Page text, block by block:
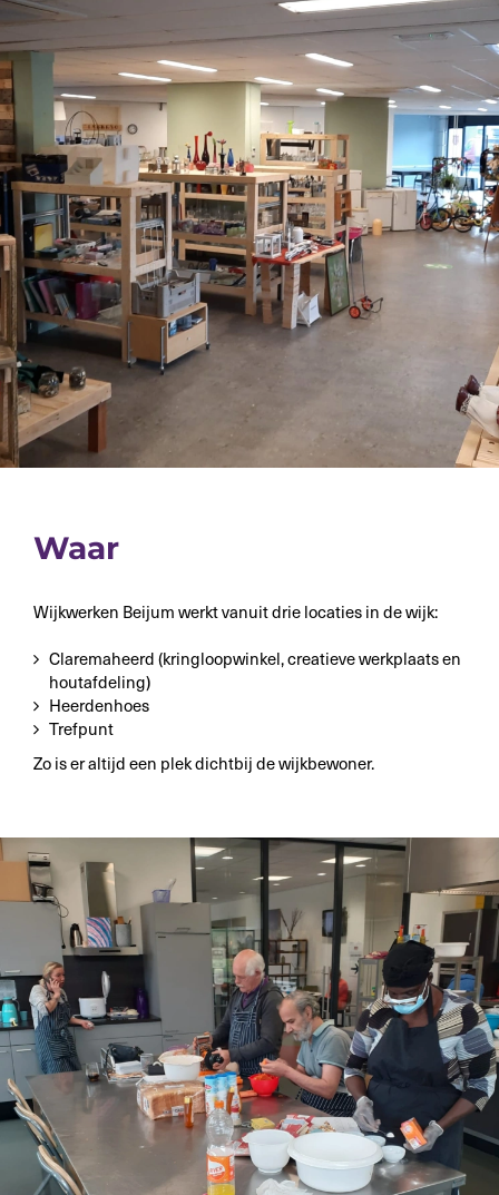
Waar
Wijkwerken Beijum werkt vanuit drie locaties in de wijk:
Claremaheerd (kringloopwinkel, creatieve werkplaats en
houtafdeling)
Heerdenhoes
Trefpunt
Zo is er altijd een plek dichtbij de wijkbewoner.